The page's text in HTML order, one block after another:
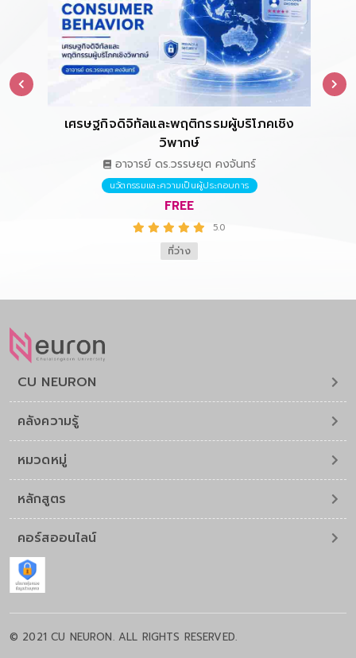
เศรษฐกิจดิจิทัลและพฤติกรรมผู้บริโภคเชิง
วิพากษ์
อาจารย์ ดร.วรรษยุต คงจันทร์
นวัตกรรมและความเป็นผู้ประกอบการ
FREE
5.0
ที่ว่าง
CU NEURON
คลังความรู้
หมวดหมู่
หลักสูตร
คอร์สออนไลน์
© 2021 CU NEURON. ALL RIGHTS RESERVED.